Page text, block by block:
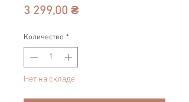
3 299,00 ₴Цена
Количество *
Нет на складе